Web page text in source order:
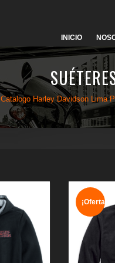
Skip
to
content
INICIO
Catalogo Harley Davidson Lima
¡Oferta!